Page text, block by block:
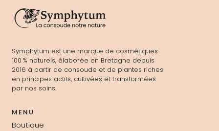
Symphytum est une marque de cosmétiques
100 % naturels, élaborée en Bretagne depuis
2016 à partir de consoude et de plantes riches
en principes actifs, cultivées et transformées
par nos soins.
MENU
Boutique